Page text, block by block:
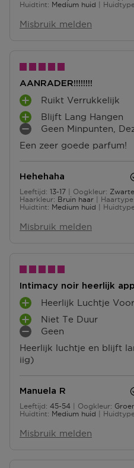
N
E
Huidtint
Medium huid
Misbruik melden
AANRADER!!!!!!!!
Een zeer goede parfum!
P
L
U
S
U
N
T
E
N
Ruikt Verrukkelijk
P
L
U
U
N
T
N
Blijft Lang Hangen
M
I
U
N
T
N
Geen Minpunten,
Hehehaha
Leeftijd
13 tot 17 13-17 Oogkleur
Haarkleur
Bruin haar Haartype
Huidtint
Medium huid
Misbruik melden
Intimacy noir heerlijk
Heerlijk luchtje en blijft
iig)
P
L
U
S
P
N
T
E
N
Heerlijk Luchtje
P
L
U
S
N
T
E
N
Niet Te Duur
M
I
N
N
T
E
N
Geen
Manuela R
Leeftijd
45 tot 5445-54 Oogkleur
Huidtint
Medium huid
Misbruik melden